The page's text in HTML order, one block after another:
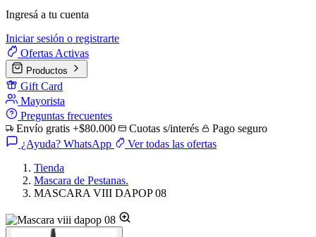
Ingresá a tu cuenta
Iniciar sesión o registrarte
Ofertas Activas
Productos
Gift Card
Mayorista
Preguntas frecuentes
Envío gratis +$80.000
Cuotas s/interés
Pago seguro
¿Ayuda? WhatsApp
Ver todas las ofertas
Tienda
Mascara de Pestanas.
MASCARA VIII DAPOP 08